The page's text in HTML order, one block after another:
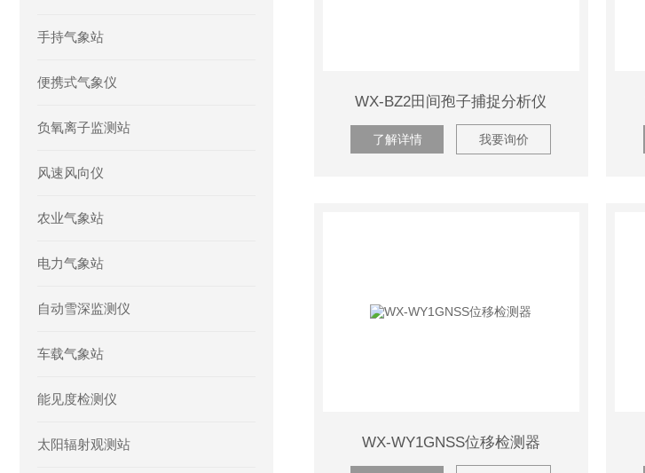
手持气象站
便携式气象仪
负氧离子监测站
风速风向仪
农业气象站
电力气象站
自动雪深监测仪
车载气象站
能见度检测仪
太阳辐射观测站
WX-BZ2田间孢子捕捉分析仪
了解详情 我要询价
WX-WY1GNSS位移检测器